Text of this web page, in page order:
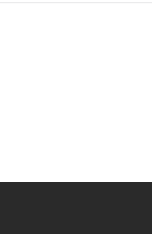
Alüminyum